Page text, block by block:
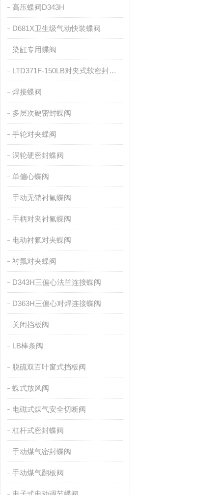
高压蝶阀D343H
D681X卫生级气动快装蝶阀
染缸专用蝶阀
LTD371F-150LB对夹式软密封蝶阀
焊接蝶阀
多层次硬密封蝶阀
手轮对夹蝶阀
涡轮硬密封蝶阀
单偏心蝶阀
手动无销衬氟蝶阀
手柄对夹衬氟蝶阀
电动衬氟对夹蝶阀
衬氟对夹蝶阀
D343H三偏心法兰连接蝶阀
D363H三偏心对焊连接蝶阀
关闭挡板阀
LB棒条阀
脱硫双百叶窗式挡板阀
蝶式放风阀
电磁式煤气安全切断阀
杠杆式密封蝶阀
手动煤气密封蝶阀
手动煤气翻板阀